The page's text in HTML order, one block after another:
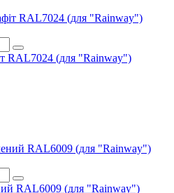
RAL7024 (для "Rainway")
RAL6009 (для "Rainway")